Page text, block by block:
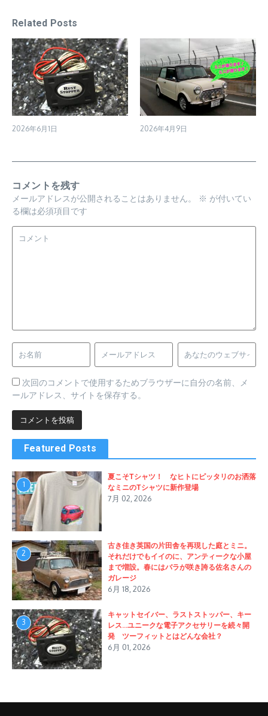
Related Posts
2026年6月1日 2026年4月9日
コメントを残す
メールアドレスが公開されることはありません。 ※ が付いてい
る欄は必須項目です
次回のコメントで使用するためブラウザーに自分の名前、メ
ールアドレス、サイトを保存する。
Featured Posts
1
夏こそTシャツ！ なヒトにピッタリのお洒落
なミニのTシャツに新作登場
7月 02, 2026
2
古き佳き英国の片田舎を再現した庭とミニ。
それだけでもイイのに、アンティークな小屋
まで増設。春にはバラが咲き誇る佐名さんの
ガレージ
6月 18, 2026
3
キャットセイバー、ラストストッパー、キー
レス…ユニークな電子アクセサリーを続々開
発 ツーフィットとはどんな会社？
6月 01, 2026